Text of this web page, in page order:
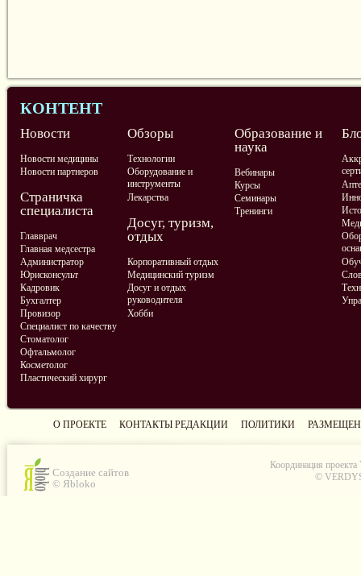
КОНТЕНТ
Новости
Новости медицины
Новости партнеров
Обзоры
Технологии
Оборудование и
инструменты
Лекарства
Образование и
наука
Вебинары
Курсы
Семинары
Тренинги
Страничка
специалиста
Главврач
Главная медсестра
Администратор
Юрисконсульт
Кадровик
Бухгалтер
Провизор
Специалист по качеству
Стоматолог
Офтальмолог
Косметолог
Пластический хирург
Досуг, туризм,
отдых
Корпоративный отдых
Медицинский туризм
Досуг и отдых
руководителя
Хобби
О ПРОЕКТЕ КОНТАКТЫ РЕДАКЦИИ ПОЛИТИКИ
Создание сайтов
© Яbloko
Координация проекта
©